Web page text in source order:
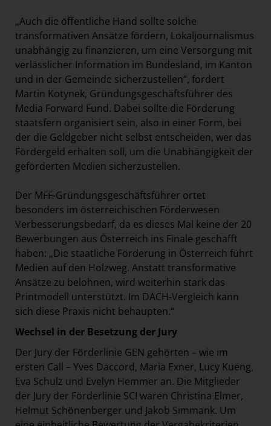
„Auch die öffentliche Hand sollte solche
transformativen Ansätze fördern, Lokaljournalismus
unabhängig zu finanzieren, um eine Versorgung mit
verlässlicher Information im Bundesland, im Kanton
und in der Gemeinde sicherzustellen“, fordert
Martin Kotynek, Gründungsgeschäftsführer des
Media Forward Fund. Dabei sollte die Förderung
staatsfern organisiert sein, also in einer Form, bei
der die Geldgeber nicht selbst entscheiden, wer das
Fördergeld erhalten soll, um die Unabhängigkeit der
geförderten Medien sicherzustellen.
Der MFF-Gründungsgeschäftsführer ortet
besonders im österreichischen Förderwesen
Verbesserungsbedarf, da es dieses Mal keine der 20
Bewerbungen aus Österreich ins Finale geschafft
haben: „Die staatliche Förderung in Österreich führt
Medien auf den Holzweg. Anstatt transformative
Ansätze zu belohnen, wird weiterhin stark das
Printmodell unterstützt. Im DACH-Vergleich kann
sich diese Praxis nicht behaupten.“
Wechsel in der Besetzung der Jury
Der Jury der Förderlinie GEN gehörten – wie im
ersten Call – Yves Daccord, Maria Exner, Lucy Kueng,
Eva Schulz und Evelyn Hemmer an. Die Mitglieder
der Jury der Förderlinie SCI waren Christina Elmer,
Helmut Schönenberger und Jakob Simmank. Um